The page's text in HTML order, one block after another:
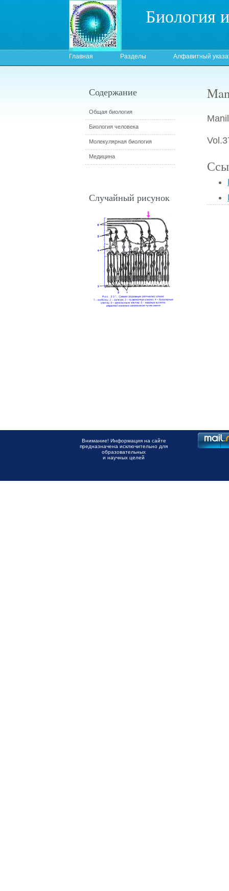
Биология
Главная Разделы Алфавитный
Содержание
Общая биология
Биология человека
Молекулярная биология
Медицина
Случайный рисунок
Внимание! Информация на сайте
предназначена исключительно для
образовательных
и научных целей